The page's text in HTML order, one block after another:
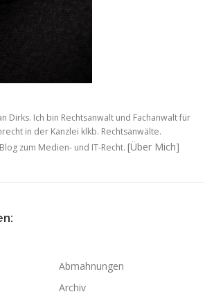
Dirks. Ich bin Rechtsanwalt und Fachanwalt für
in der Kanzlei klkb. Rechtsanwälte.
zum Medien- und IT-Recht. [Über Mich]
Abmahnungen
Archiv